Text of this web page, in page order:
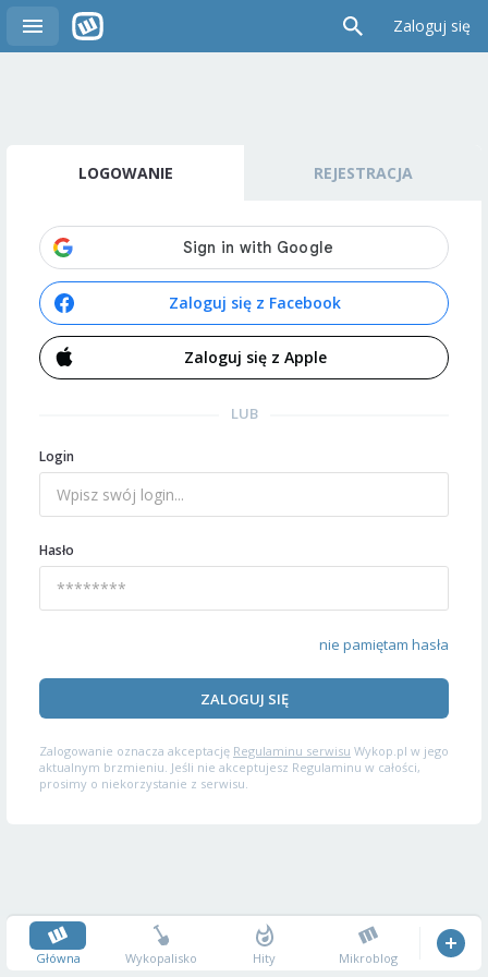
Zaloguj się
LOGOWANIE REJESTRACJA
Zaloguj się z Facebook
Zaloguj się z Apple
LUB
Login
Hasło
nie pamiętam hasła
ZALOGUJ SIĘ
Zalogowanie oznacza akceptację Regulaminu serwisu Wykop.pl w jego
aktualnym brzmieniu. Jeśli nie akceptujesz Regulaminu w całości,
prosimy o niekorzystanie z serwisu.
Główna Wykopalisko Hity Mikroblog